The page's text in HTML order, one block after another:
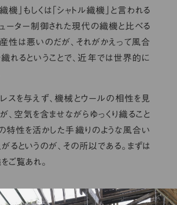
機」もしくは「シャトル織機」と言われる
ューター制御された現代の織機と比べる
産性は悪いのだが、それがかえって風合
れるということで、近年では世界的に
スを与えず、機械とウールの相性を見
、空気を含ませながらゆっくり織ること
特性を活かした手織りのような風合い
るというのが、その所以である。まずは
ご覧あれ。